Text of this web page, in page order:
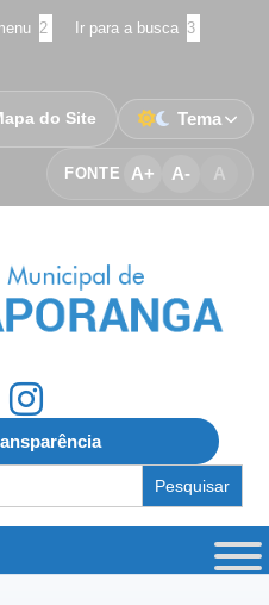
2 Ir para a busca 3
FONTE A+ A- A
do Site Tema